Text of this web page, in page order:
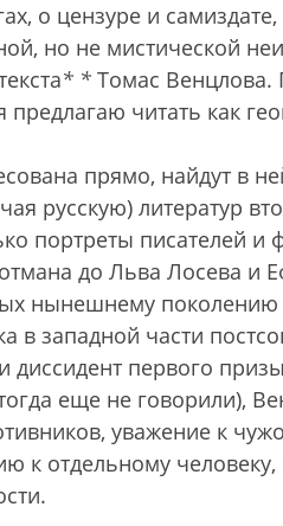
о цензуре и
но не мистической
* * Томас Венцлова.
предлагаю читать как
прямо, найдут в
русскую) литератур
портреты писателей
до Льва Лосева и
нынешнему поколению
в западной части
диссидент первого
еще не говорили),
уважение к
к отдельному